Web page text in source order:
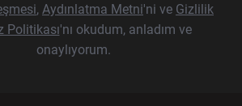
, Aydınlatma Metni'ni ve Gizlilik
Politikası'nı okudum, anladım ve
onaylıyorum.